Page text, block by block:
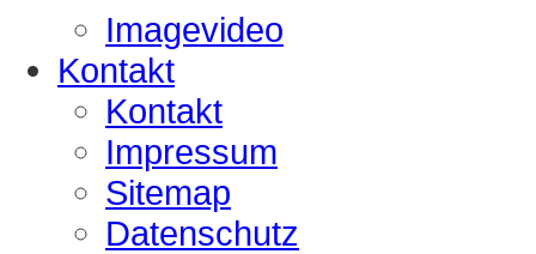
Imagevideo
Kontakt
Kontakt
Impressum
Sitemap
Datenschutz